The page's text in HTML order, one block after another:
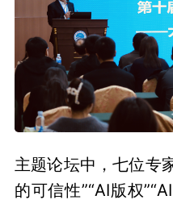
主题论坛中，七位专
的可信性”“AI版权